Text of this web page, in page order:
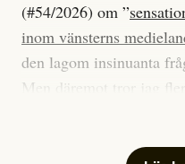
(#54/2026) om ”
inom vänsterns
den lagom insinuanta
Men däremot tror jag